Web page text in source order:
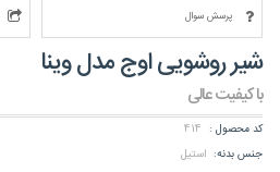
پرسش سوال
شیر روشویی اوج مدل وینا
با کیفیت عالی
کد محصول : 414
جنس بدنه: استیل